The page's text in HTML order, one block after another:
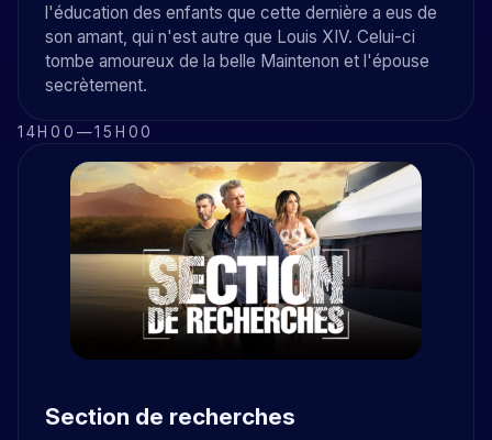
l'éducation des enfants que cette dernière a eus de
son amant, qui n'est autre que Louis XIV. Celui-ci
tombe amoureux de la belle Maintenon et l'épouse
secrètement.
14H00 —15H00
Section de recherches